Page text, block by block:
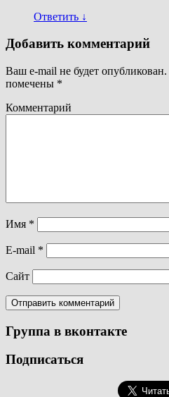
Ответить ↓
Добавить комментарий
Ваш e-mail не будет опубликован.
помечены *
Комментарий
Имя *
E-mail *
Сайт
Группа в вконтакте
Подписаться